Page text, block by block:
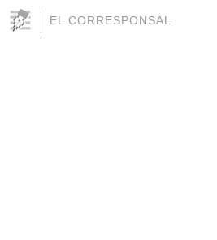
EL CORRESPONSAL